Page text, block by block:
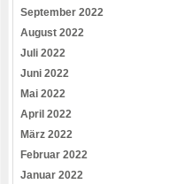
September 2022
August 2022
Juli 2022
Juni 2022
Mai 2022
April 2022
März 2022
Februar 2022
Januar 2022